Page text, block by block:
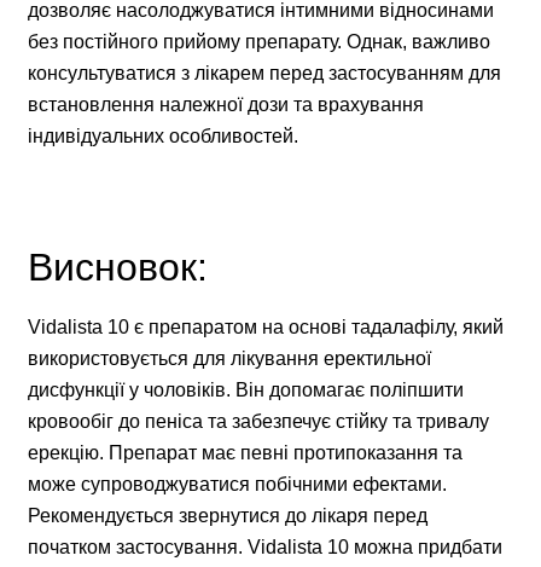
дозволяє насолоджуватися інтимними відносинами
без постійного прийому препарату. Однак, важливо
консультуватися з лікарем перед застосуванням для
встановлення належної дози та врахування
індивідуальних особливостей.
Висновок:
Vidalista 10 є препаратом на основі тадалафілу, який
використовується для лікування еректильної
дисфункції у чоловіків. Він допомагає поліпшити
кровообіг до пеніса та забезпечує стійку та тривалу
ерекцію. Препарат має певні протипоказання та
може супроводжуватися побічними ефектами.
Рекомендується звернутися до лікаря перед
початком застосування. Vidalista 10 можна придбати